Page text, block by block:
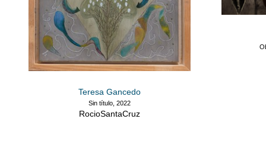
Teresa Gancedo
Sin título, 2022
RocioSantaCruz